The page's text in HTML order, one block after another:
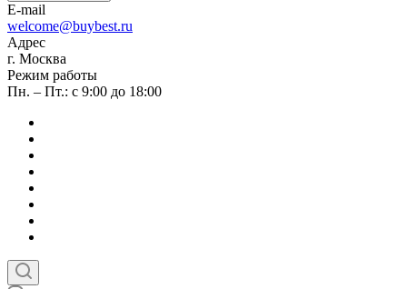
E-mail
welcome@buybest.ru
Адрес
г. Москва
Режим работы
Пн. – Пт.: с 9:00 до 18:00